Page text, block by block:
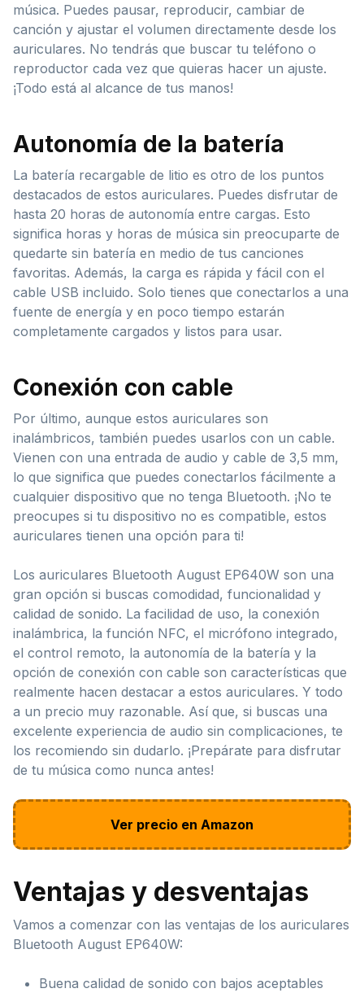
música. Puedes pausar, reproducir, cambiar de
canción y ajustar el volumen directamente desde los
auriculares. No tendrás que buscar tu teléfono o
reproductor cada vez que quieras hacer un ajuste.
¡Todo está al alcance de tus manos!
Autonomía de la batería
La batería recargable de litio es otro de los puntos
destacados de estos auriculares. Puedes disfrutar de
hasta 20 horas de autonomía entre cargas. Esto
significa horas y horas de música sin preocuparte de
quedarte sin batería en medio de tus canciones
favoritas. Además, la carga es rápida y fácil con el
cable USB incluido. Solo tienes que conectarlos a una
fuente de energía y en poco tiempo estarán
completamente cargados y listos para usar.
Conexión con cable
Por último, aunque estos auriculares son
inalámbricos, también puedes usarlos con un cable.
Vienen con una entrada de audio y cable de 3,5 mm,
lo que significa que puedes conectarlos fácilmente a
cualquier dispositivo que no tenga Bluetooth. ¡No te
preocupes si tu dispositivo no es compatible, estos
auriculares tienen una opción para ti!
Los auriculares Bluetooth August EP640W son una
gran opción si buscas comodidad, funcionalidad y
calidad de sonido. La facilidad de uso, la conexión
inalámbrica, la función NFC, el micrófono integrado,
el control remoto, la autonomía de la batería y la
opción de conexión con cable son características que
realmente hacen destacar a estos auriculares. Y todo
a un precio muy razonable. Así que, si buscas una
excelente experiencia de audio sin complicaciones, te
los recomiendo sin dudarlo. ¡Prepárate para disfrutar
de tu música como nunca antes!
Ver precio en Amazon
Ventajas y desventajas
Vamos a comenzar con las ventajas de los auriculares
Bluetooth August EP640W:
Buena calidad de sonido con bajos aceptables